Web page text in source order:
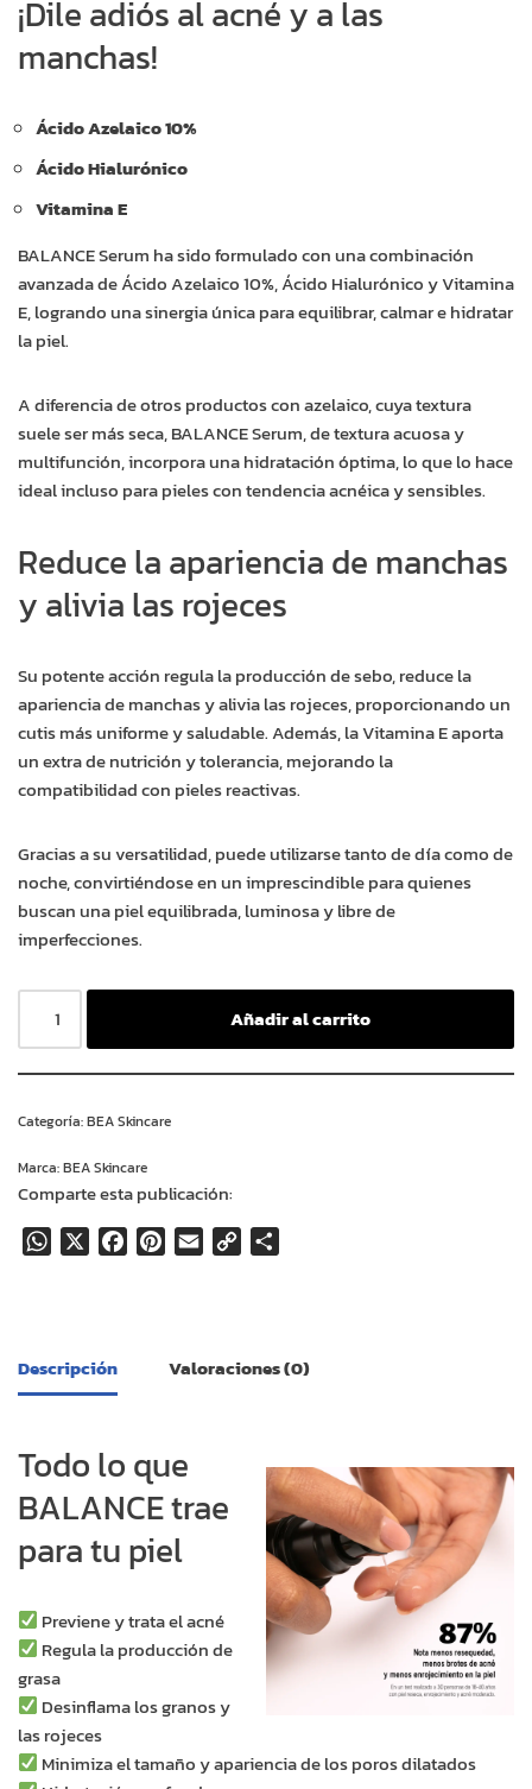
¡Dile adiós al acné y a las
manchas!
Ácido Azelaico 10%
Ácido Hialurónico
Vitamina E
BALANCE Serum ha sido formulado con una combinación
avanzada de Ácido Azelaico 10%, Ácido Hialurónico y Vitamina
E, logrando una sinergia única para equilibrar, calmar e hidratar
la piel.
A diferencia de otros productos con azelaico, cuya textura
suele ser más seca, BALANCE Serum, de textura acuosa y
multifunción, incorpora una hidratación óptima, lo que lo hace
ideal incluso para pieles con tendencia acnéica y sensibles.
Reduce la apariencia de manchas
y alivia las rojeces
Su potente acción regula la producción de sebo, reduce la
apariencia de manchas y alivia las rojeces, proporcionando un
cutis más uniforme y saludable. Además, la Vitamina E aporta
un extra de nutrición y tolerancia, mejorando la
compatibilidad con pieles reactivas.
Gracias a su versatilidad, puede utilizarse tanto de día como de
noche, convirtiéndose en un imprescindible para quienes
buscan una piel equilibrada, luminosa y libre de
imperfecciones.
Añadir al carrito
Categoría:BEA Skincare
Marca:BEA Skincare
Comparte esta publicación:
WhatsApp FacebookPinterest
Email
Copy
Descripción Valoraciones (0)
Todo lo que
BALANCE trae
para tu piel
Previene y trata el acné
Regula la producción de
grasa
Desinflama los granos y
las rojeces
Minimiza el tamaño y apariencia de los poros dilatados